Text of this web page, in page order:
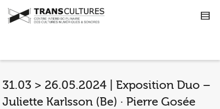
31.03 > 26.05.2024 | Exposition Duo –
Juliette Karlsson (Be) · Pierre Gosée